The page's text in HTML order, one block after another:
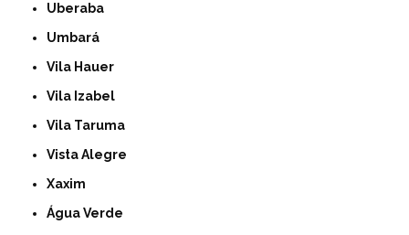
Uberaba
Umbará
Vila Hauer
Vila Izabel
Vila Taruma
Vista Alegre
Xaxim
Água Verde